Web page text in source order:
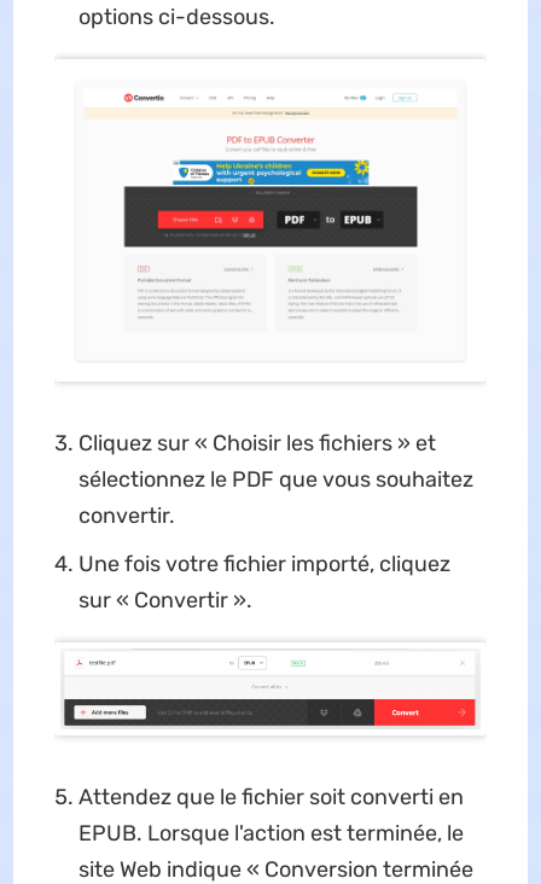
options ci-dessous.
Cliquez sur « Choisir les fichiers » et
sélectionnez le PDF que vous souhaitez
convertir.
Une fois votre fichier importé, cliquez
sur « Convertir ».
Attendez que le fichier soit converti en
EPUB. Lorsque l'action est terminée, le
site Web indique « Conversion terminée